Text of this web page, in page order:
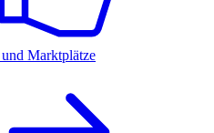
Marktplätze